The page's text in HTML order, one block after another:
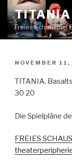
Zum
Inhalt
springen
TITANIA
Freies Schauspiel
NOVEMBER
TITANIA,
30 20
Die Spielpläne
FREIES